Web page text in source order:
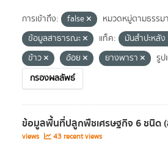
การเข้าถึง: false
หมวดหมู่ตามธรรม
ข้อมูลสาธารณะ
แท็ค: มันสำปะหลัง
ข้าว
อ้อย ยางพารา รูป
กรองผลลัพธ์
ข้อมูลพื้นที่ปลูกพืชเศรษฐกิจ 6 ชนิด
views
43 recent views